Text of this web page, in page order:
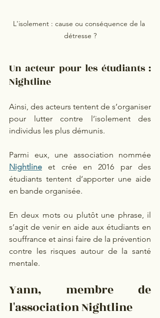
L'isolement : cause ou conséquence de la
détresse ?
Un acteur pour les étudiants :
Nightline
Ainsi, des acteurs tentent de s’organiser
pour lutter contre l’isolement des
individus les plus démunis.
Nightline et crée en 2016 par des
étudiants tentent d’apporter une aide
en bande organisée.
En deux mots ou plutôt une phrase, il
s’agit de venir en aide aux étudiants en
souffrance et ainsi faire de la prévention
contre les risques autour de la santé
mentale.
Yann, membre de
l'association Nightline